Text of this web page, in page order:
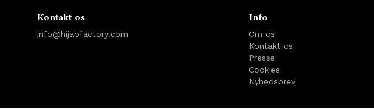
Kontakt os
info@hijabfactory.com
Info
Om os
Kontakt os
Presse
Cookies
Nyhedsbrev